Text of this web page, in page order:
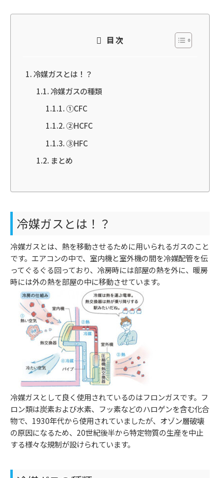
目次
冷媒ガスとは！？
冷媒ガスの種類
①CFC
②HCFC
③HFC
まとめ
冷媒ガスとは！？
冷媒ガスとは、熱を移動させるために用いられるガスのこと
です。エアコンの中で、室内機と室外機の間を冷媒配管を伝
ってぐるぐる回っており、冷房時には部屋の熱を外に、暖房
時には外の熱を部屋の中に移動させています。
冷媒ガスとして良く使用されているのはフロンガスです。フ
ロン類は炭素および水素、フッ素などのハロゲンを含む化合
物で、 1930年代から使用されていましたが、オゾン層破壊
の原因になるため、 20世紀後半から特定物質の生産を中止
する様々な規制が設けられています。